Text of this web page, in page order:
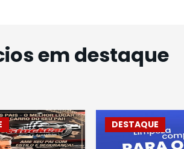
em destaque
DESTAQUE